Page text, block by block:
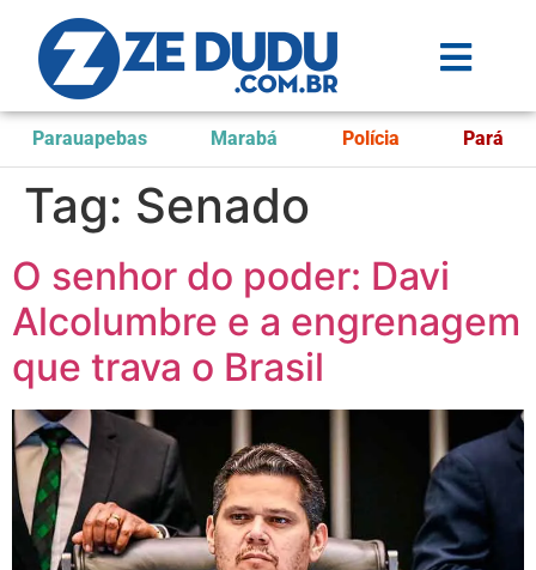
Parauapebas Marabá Polícia Pará
Tag: Senado
O senhor do poder: Davi
Alcolumbre e a engrenagem
que trava o Brasil